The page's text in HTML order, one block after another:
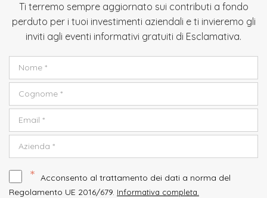
Ti terremo sempre aggiornato sui contributi a fondo
perduto per i tuoi investimenti aziendali e ti invieremo gli
inviti agli eventi informativi gratuiti di Esclamativa.
* Acconsento al trattamento dei dati a norma del
Regolamento UE 2016/679. Informativa completa.